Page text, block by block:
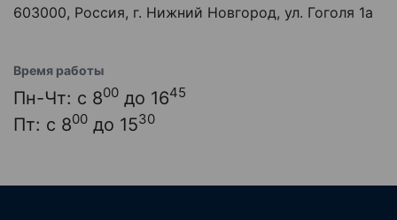
603000, Россия, г. Нижний Новгород, ул. Гоголя 1а
Время работы
Пн-Чт: с 800 до 1645
Пт: с 800 до 1530